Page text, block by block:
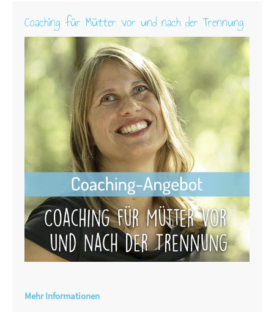
Coaching für Mütter vor und nach der Trennung
Mehr Informationen